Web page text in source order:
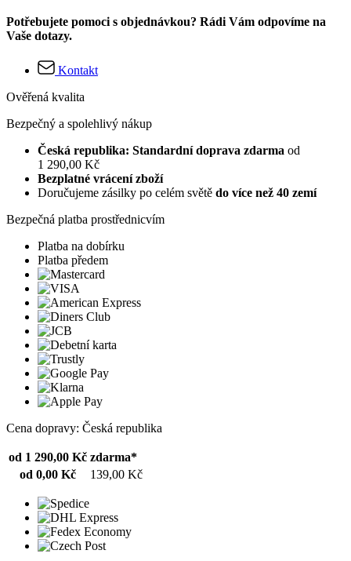
Potřebujete pomoci s objednávkou? Rádi Vám odpovíme na
Vaše dotazy.
Kontakt
Ověřená kvalita
Bezpečný a spolehlivý nákup
Česká republika: Standardní doprava zdarma od
1 290,00 Kč
Bezplatné vrácení zboží
Doručujeme zásilky po celém světě do více než 40 zemí
Bezpečná platba prostřednicvím
Platba na dobírku
Platba předem
Cena dopravy: Česká republika
od 1 290,00 Kč zdarma*
od 0,00 Kč
139,00 Kč